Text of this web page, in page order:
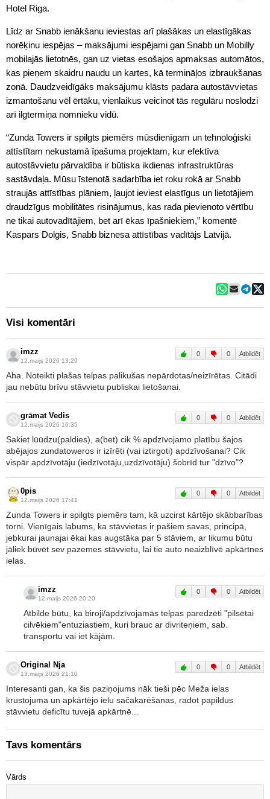
Hotel Riga.
Līdz ar Snabb ienākšanu ieviestas arī plašākas un elastīgākas
norēķinu iespējas – maksājumi iespējami gan Snabb un Mobilly
mobilajās lietotnēs, gan uz vietas esošajos apmaksas automātos,
kas pieņem skaidru naudu un kartes, kā termināļos izbraukšanas
zonā. Daudzveidīgāks maksājumu klāsts padara autostāvvietas
izmantošanu vēl ērtāku, vienlaikus veicinot tās regulāru noslodzi
arī ilgtermiņa nomnieku vidū.
“Zunda Towers ir spilgts piemērs mūsdienīgam un tehnoloģiski
attīstītam nekustamā īpašuma projektam, kur efektīva
autostāvvietu pārvaldība ir būtiska ikdienas infrastruktūras
sastāvdaļa. Mūsu īstenotā sadarbība iet roku rokā ar Snabb
straujās attīstības plāniem, ļaujot ieviest elastīgus un lietotājiem
draudzīgus mobilitātes risinājumus, kas rada pievienoto vērtību
ne tikai autovadītājiem, bet arī ēkas īpašniekiem,” komentē
Kaspars Dolgis, Snabb biznesa attīstības vadītājs Latvijā.
Visi komentāri
imzz
12.maijs 2026 13:29
0 0 Atbildēt
Aha. Noteikti plašas telpas palikušas nepārdotas/neizīrētas. Citādi
jau nebūtu brīvu stāvvietu publiskai lietošanai.
grāmat Vedis
12.maijs 2026 16:35
0 0 Atbildēt
Sakiet lūūdzu(paldies), a(bet) cik % apdzīvojamo platību šajos
abējajos zundatoweros ir izīrēti (vai iztirgoti) apdzīvošanai? Cik
vispār apdzīvotāju (iedzīvotāju,uzdzīvotāju) šobrīd tur "dzīvo"?
0pis
12.maijs 2026 17:41
0 0 Atbildēt
Zunda Towers ir spilgts piemērs tam, kā uzcirst kārtējo skābbarības
torni. Vienīgais labums, ka stāvvietas ir pašiem savas, principā,
jebkurai jaunajai ēkai kas augstāka par 5 stāviem, ar likumu būtu
jāliek būvēt sev pazemes stāvvietu, lai tie auto neaizblīvē apkārtnes
ielas.
imzz
12.maijs 2026 20:20
0 0 Atbildēt
Atbilde būtu, ka biroji/apdzīvojamās telpas paredzēti "pilsētai
cilvēkiem"entuziastiem, kuri brauc ar divriteņiem, sab.
transportu vai iet kājām.
Original Nja
13.maijs 2026 21:10
0 0 Atbildēt
Interesanti gan, ka šis paziņojums nāk tieši pēc Meža ielas
krustojuma un apkārtējo ielu sačakarēšanas, radot papildus
stāvvietu deficītu tuvejā apkārtnē...
Tavs komentārs
Vārds